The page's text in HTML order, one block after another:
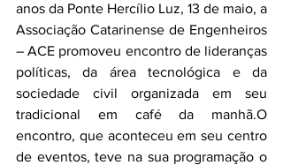
anos da Ponte Hercílio Luz, 13 de maio, a
Associação Catarinense de Engenheiros
– ACE promoveu encontro de lideranças
políticas, da área tecnológica e da
sociedade civil organizada em seu
tradicional em café da manhã.O
encontro, que aconteceu em seu centro
de eventos, teve na sua programação o